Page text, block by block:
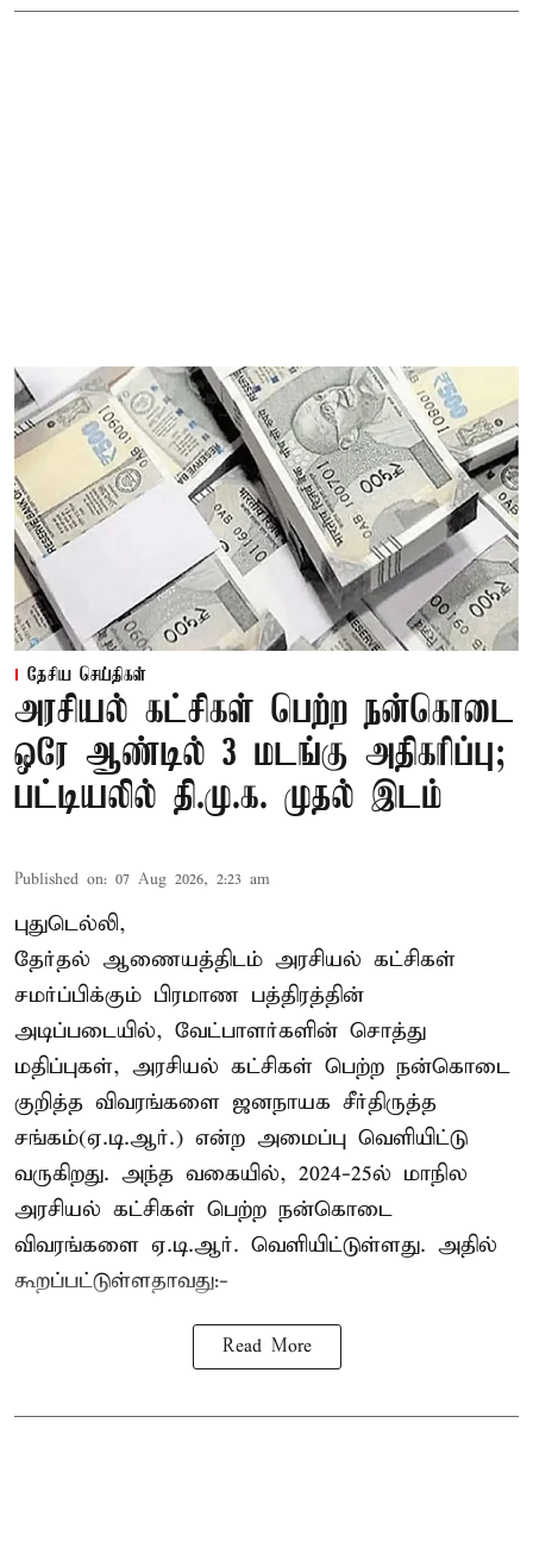
தேசிய செய்திகள்
அரசியல் கட்சிகள் பெற்ற நன்கொடை
ஒரே ஆண்டில் 3 மடங்கு அதிகரிப்பு;
பட்டியலில் தி.மு.க. முதல் இடம்
Published on: 07 Aug 2026, 2:23 am
புதுடெல்லி,
தேர்தல் ஆணையத்திடம் அரசியல் கட்சிகள்
சமர்ப்பிக்கும் பிரமாண பத்திரத்தின்
அடிப்படையில், வேட்பாளர்களின் சொத்து
மதிப்புகள், அரசியல் கட்சிகள் பெற்ற நன்கொடை
குறித்த விவரங்களை ஜனநாயக சீர்திருத்த
சங்கம்(ஏ.டி.ஆர்.) என்ற அமைப்பு வெளியிட்டு
வருகிறது. அந்த வகையில், 2024-25ல் மாநில
அரசியல் கட்சிகள் பெற்ற நன்கொடை
விவரங்களை ஏ.டி.ஆர். வெளியிட்டுள்ளது. அதில்
கூறப்பட்டுள்ளதாவது:-
Read More